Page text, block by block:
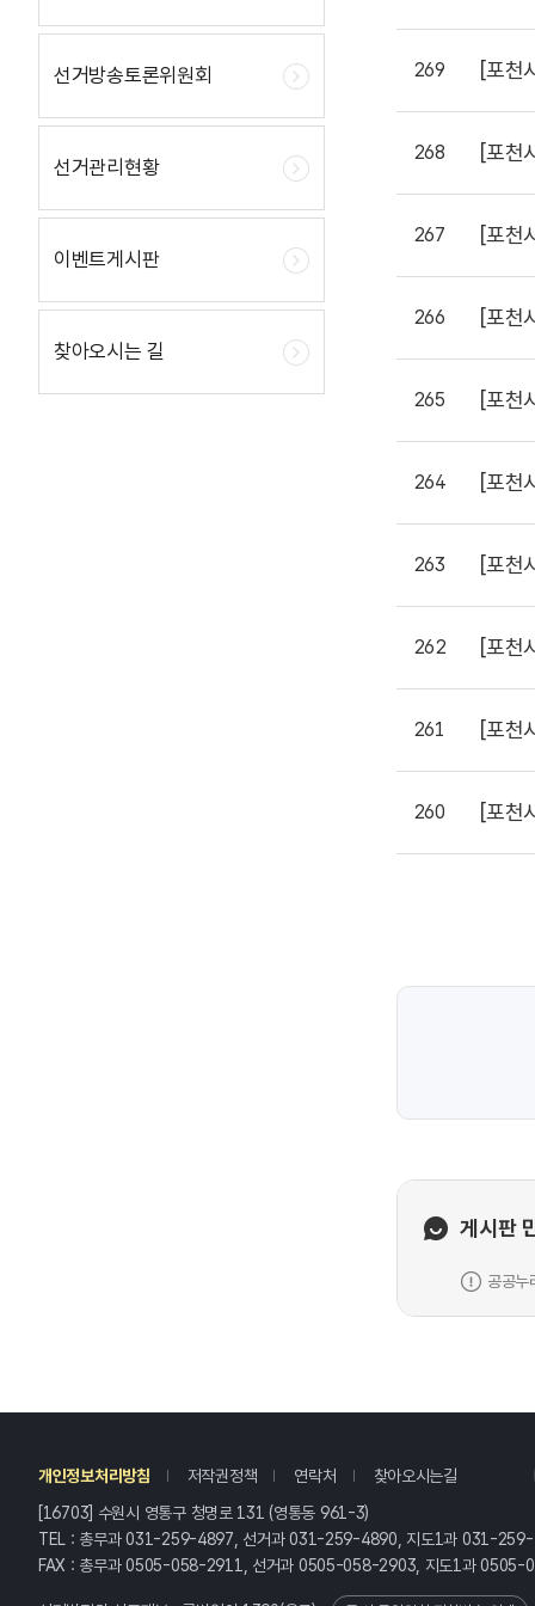
선거방송토론위원회
선거관리현황
이벤트게시판
찾아오시는 길
269 [포천
268 [포천
267 [포천
266 [포천
265 [포천
264 [포천
263 [포천
262 [포천
261 [포천
260 [포천
게시판
공공누
개인정보처리방침 저작권정책 연락처 찾아오시는길
[16703] 수원시 영통구 청명로 131 (영통동 961-3)
TEL : 총무과 031-259-4897, 선거과 031-259-4890, 지도1과 031-
FAX : 총무과 0505-058-2911, 선거과 0505-058-2903, 지도1과